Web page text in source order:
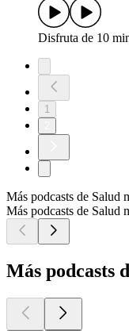
Disfruta de 10
1
Más podcasts de Salud
Más podcasts de Salud
Más podcasts